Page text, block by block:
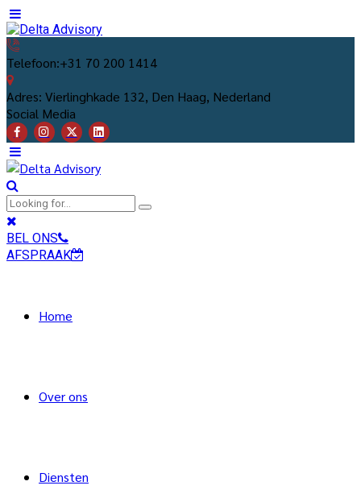
Telefoon:+31 70 200 1414
Adres: Vierlinghkade 132, Den Haag, Nederland
Social Media
BEL ONS
AFSPRAAK
Home
Over ons
Diensten